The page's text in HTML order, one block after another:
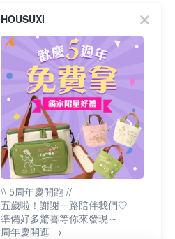
HOUSUXI
\\ 5周年慶開跑 //
五歲啦！謝謝一路陪伴我們♡
準備好多驚喜等你來發現～
周年慶開逛 →